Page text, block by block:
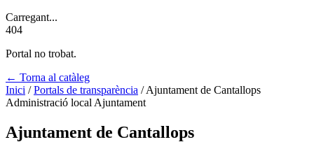
Carregant...
404
Portal no trobat.
← Torna al catàleg
Inici / Portals de transparència / Ajuntament de Cantallops
Administració local Ajuntament
Ajuntament de Cantallops